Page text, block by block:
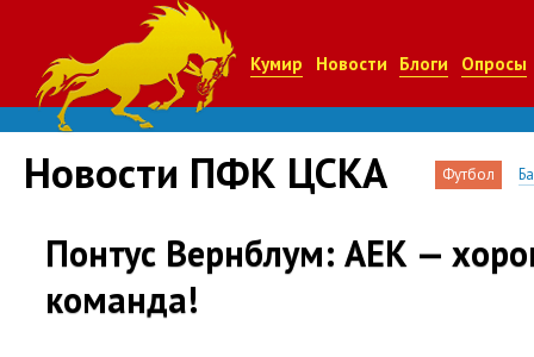
Кумир Новости Блоги Опросы
Новости ПФК ЦСКА Футбол
Понтус Вернблум: АЕК —
команда!